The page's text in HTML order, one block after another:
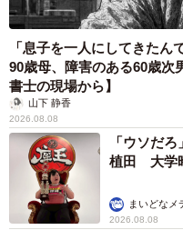
「息子を一人にしてきた
90歳母、障害のある60歳
書士の現場から】
山下 静香
2026.08.08
「ウソだ
植田 大学
まいどなメ
2026.08.08